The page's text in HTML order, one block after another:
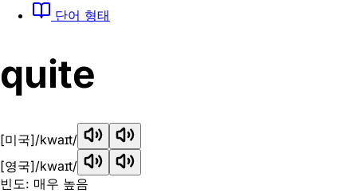
단어 형태
quite
[미국]/kwaɪt/
[영국]/kwaɪt/
빈도: 매우 높음